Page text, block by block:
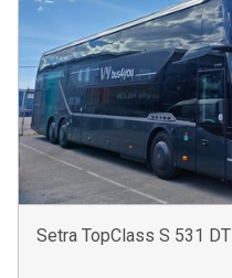
Setra TopClass S 531 DT